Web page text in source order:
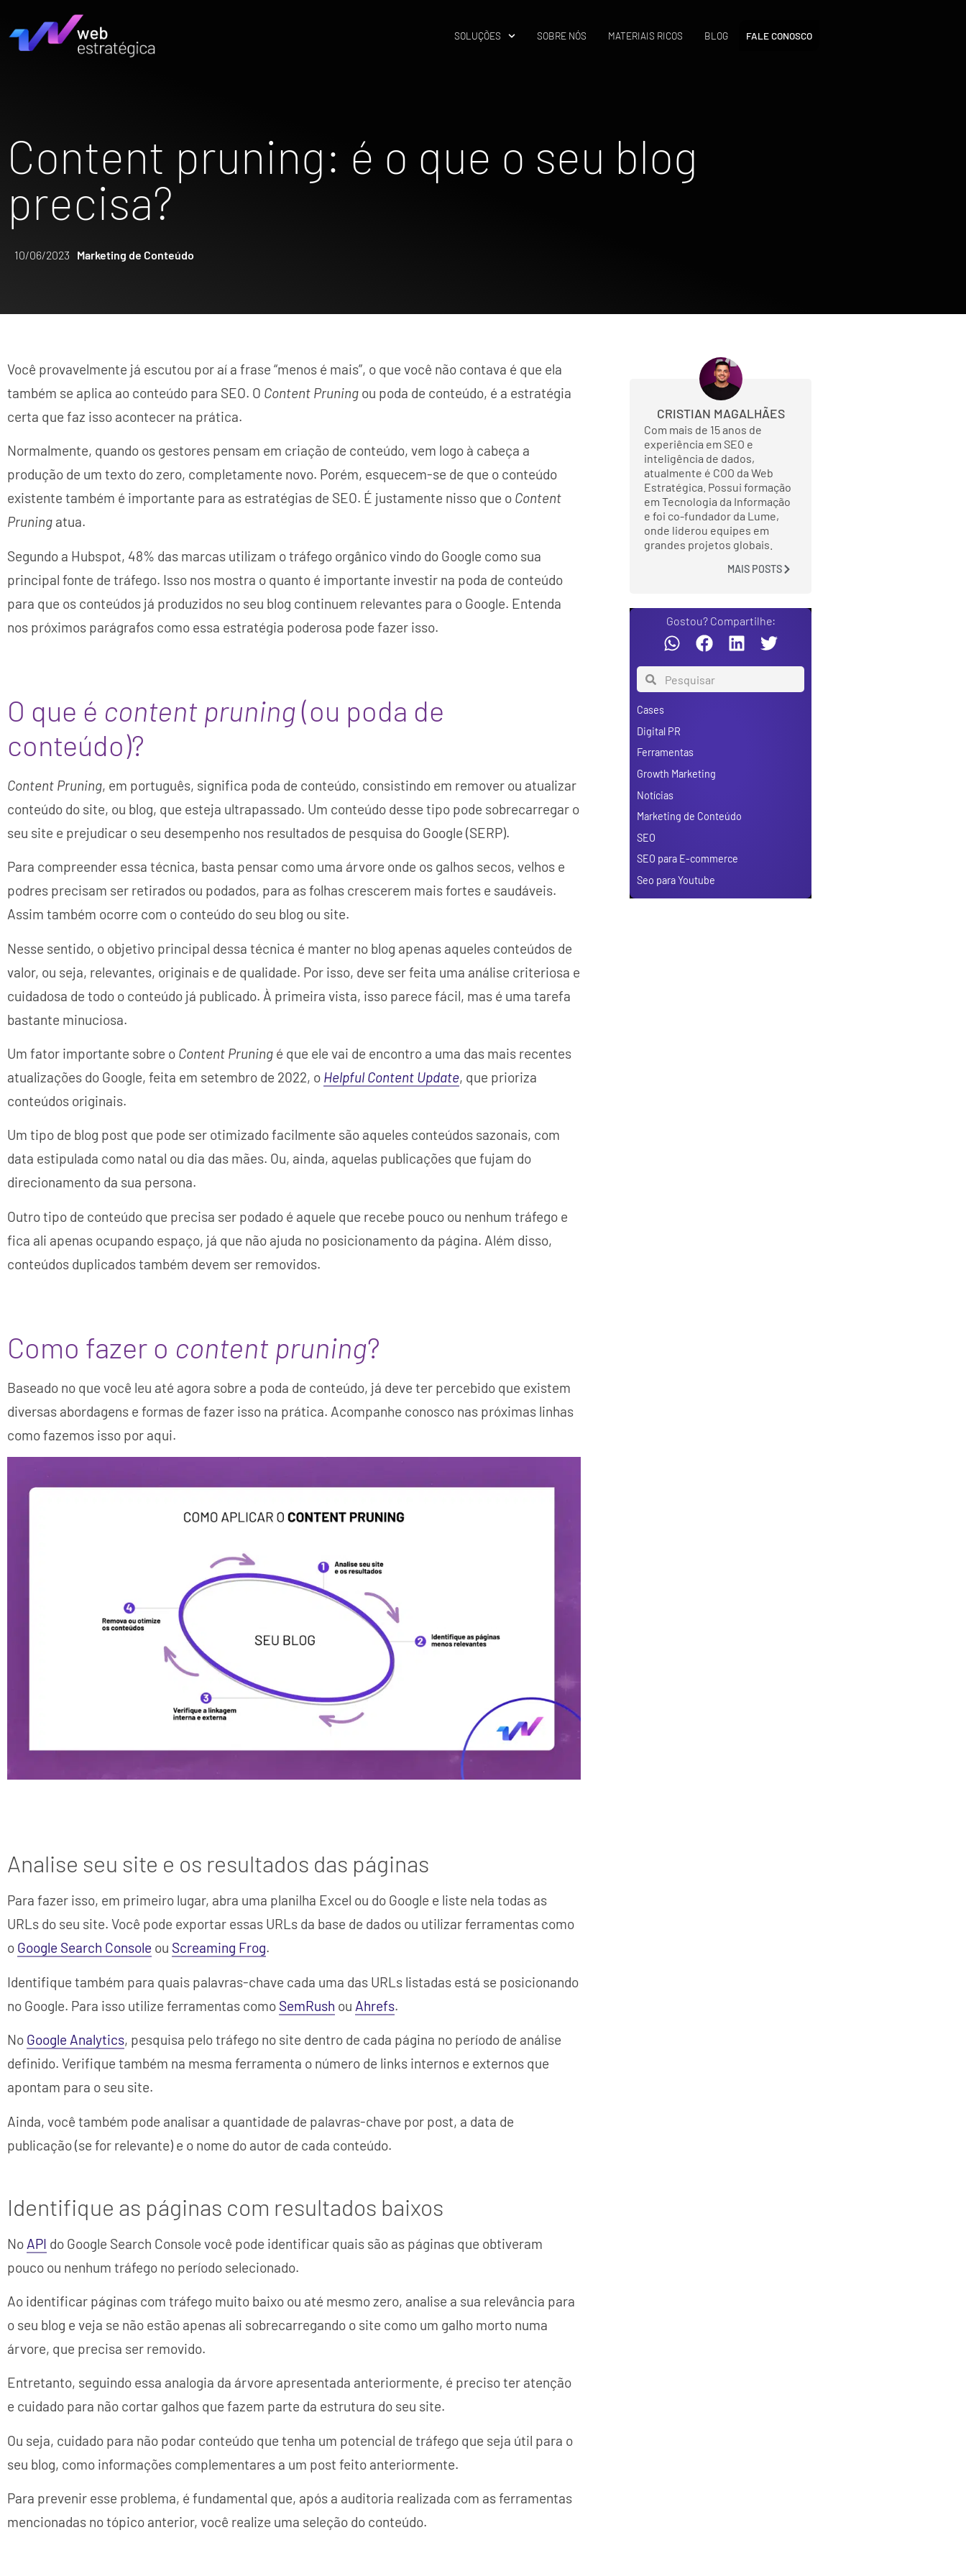
SOLUÇÕES SOBRE NÓS MATERIAIS RICOS BLOG FALE CONOSCO
Content pruning: é o que o seu blog
precisa?
10/06/2023 Marketing de Conteúdo
Você provavelmente já escutou por aí a frase “menos é mais”, o que você não contava é que ela
também se aplica ao conteúdo para SEO. O Content Pruning ou poda de conteúdo, é a estratégia
certa que faz isso acontecer na prática.
Normalmente, quando os gestores pensam em criação de conteúdo, vem logo à cabeça a
produção de um texto do zero, completamente novo. Porém, esquecem-se de que o conteúdo
existente também é importante para as estratégias de SEO. É justamente nisso que o Content
Pruning atua.
Segundo a Hubspot, 48% das marcas utilizam o tráfego orgânico vindo do Google como sua
principal fonte de tráfego. Isso nos mostra o quanto é importante investir na poda de conteúdo
para que os conteúdos já produzidos no seu blog continuem relevantes para o Google. Entenda
nos próximos parágrafos como essa estratégia poderosa pode fazer isso.
O que é content pruning(ou poda de
conteúdo)?
Content Pruning, em português, significa poda de conteúdo, consistindo em remover ou atualizar
conteúdo do site, ou blog, que esteja ultrapassado. Um conteúdo desse tipo pode sobrecarregar o
seu site e prejudicar o seu desempenho nos resultados de pesquisa do Google (SERP).
Para compreender essa técnica, basta pensar como uma árvore onde os galhos secos, velhos e
podres precisam ser retirados ou podados, para as folhas crescerem mais fortes e saudáveis.
Assim também ocorre com o conteúdo do seu blog ou site.
Nesse sentido, o objetivo principal dessa técnica é manter no blog apenas aqueles conteúdos de
valor, ou seja, relevantes, originais e de qualidade. Por isso, deve ser feita uma análise criteriosa e
cuidadosa de todo o conteúdo já publicado. À primeira vista, isso parece fácil, mas é uma tarefa
bastante minuciosa.
Um fator importante sobre o Content Pruning é que ele vai de encontro a uma das mais recentes
atualizações do Google, feita em setembro de 2022, o Helpful Content Update, que prioriza
conteúdos originais.
Um tipo de blog post que pode ser otimizado facilmente são aqueles conteúdos sazonais, com
data estipulada como natal ou dia das mães. Ou, ainda, aquelas publicações que fujam do
direcionamento da sua persona.
Outro tipo de conteúdo que precisa ser podado é aquele que recebe pouco ou nenhum tráfego e
fica ali apenas ocupando espaço, já que não ajuda no posicionamento da página. Além disso,
conteúdos duplicados também devem ser removidos.
Como fazer o content pruning?
Baseado no que você leu até agora sobre a poda de conteúdo, já deve ter percebido que existem
diversas abordagens e formas de fazer isso na prática. Acompanhe conosco nas próximas linhas
como fazemos isso por aqui.
Analise seu site e os resultados das páginas
Para fazer isso, em primeiro lugar, abra uma planilha Excel ou do Google e liste nela todas as
URLs do seu site. Você pode exportar essas URLs da base de dados ou utilizar ferramentas como
o Google Search Console ou Screaming Frog.
Identifique também para quais palavras-chave cada uma das URLs listadas está se posicionando
no Google. Para isso utilize ferramentas como SemRush ou Ahrefs.
No Google Analytics, pesquisa pelo tráfego no site dentro de cada página no período de análise
definido. Verifique também na mesma ferramenta o número de links internos e externos que
apontam para o seu site.
Ainda, você também pode analisar a quantidade de palavras-chave por post, a data de
publicação (se for relevante) e o nome do autor de cada conteúdo.
Identifique as páginas com resultados baixos
No API do Google Search Console você pode identificar quais são as páginas que obtiveram
pouco ou nenhum tráfego no período selecionado.
Ao identificar páginas com tráfego muito baixo ou até mesmo zero, analise a sua relevância para
o seu blog e veja se não estão apenas ali sobrecarregando o site como um galho morto numa
árvore, que precisa ser removido.
Entretanto, seguindo essa analogia da árvore apresentada anteriormente, é preciso ter atenção
e cuidado para não cortar galhos que fazem parte da estrutura do seu site.
Ou seja, cuidado para não podar conteúdo que tenha um potencial de tráfego que seja útil para o
seu blog, como informações complementares a um post feito anteriormente.
Para prevenir esse problema, é fundamental que, após a auditoria realizada com as ferramentas
mencionadas no tópico anterior, você realize uma seleção do conteúdo.
CRISTIAN MAGALHÃES
Com mais de 15 anos de
experiência em SEO e
inteligência de dados,
atualmente é COO da Web
Estratégica. Possui formação
em Tecnologia da Informação
e foi co-fundador da Lume,
onde liderou equipes em
grandes projetos globais.
MAIS POSTS
Gostou? Compartilhe:
Cases
Digital PR
Ferramentas
Growth Marketing
Notícias
Marketing de Conteúdo
SEO
SEO para E-commerce
Seo para Youtube